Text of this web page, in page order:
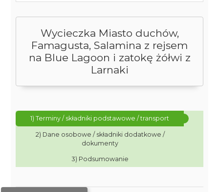
Wycieczka Miasto duchów,
Famagusta, Salamina z rejsem
na Blue Lagoon i zatokę żółwi z
Larnaki
1) Terminy / składniki podstawowe / transport
2) Dane osobowe / składniki dodatkowe /
dokumenty
3) Podsumowanie